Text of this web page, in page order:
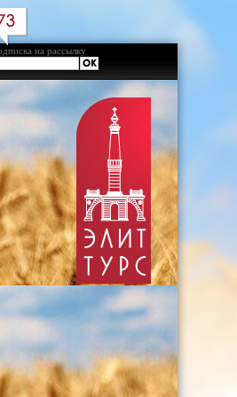
на рассылку